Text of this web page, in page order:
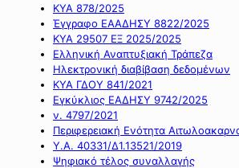
ΚΥΑ 878/2025
Έγγραφο ΕΑΑΔΗΣΥ 8822/2025
ΚΥΑ 29507 ΕΞ 2025/2025
Ελληνική Αναπτυξιακή Τράπεζα
Ηλεκτρονική διαβίβαση δεδομένων
ΚΥΑ ΓΔΟΥ 841/2021
Εγκύκλιος ΕΑΔΗΣΥ 9742/2025
ν. 4797/2021
Περιφερειακή Ενότητα
Υ.Α. 40331/Δ1.13521/2019
Ψηφιακό τέλος συναλλαγής